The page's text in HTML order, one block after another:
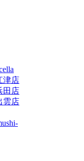
津店
田店
雲店